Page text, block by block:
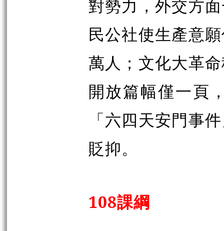
對勢力，外交方
民公社使生產意
萬人；文化大革
開放篇幅僅一頁
「六四天安門事
貶抑。
108課綱